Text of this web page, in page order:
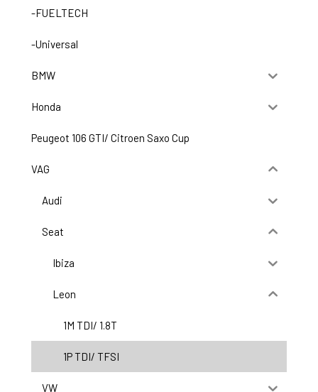
-FUELTECH
-Universal
BMW
Honda
Peugeot 106 GTI/ Citroen Saxo Cup
VAG
Audi
Seat
Ibiza
Leon
1M TDI/ 1.8T
1P TDI/ TFSI
VW